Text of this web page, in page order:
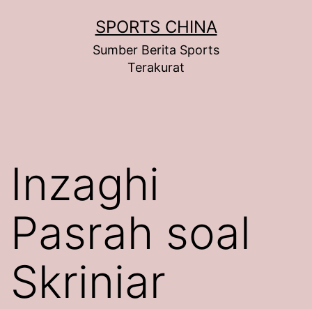
SPORTS CHINA
Sumber Berita Sports
Terakurat
Inzaghi
Pasrah soal
Skriniar